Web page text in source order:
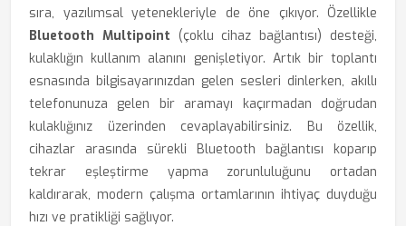
sıra, yazılımsal yetenekleriyle de öne çıkıyor. Özellikle
Bluetooth Multipoint (çoklu cihaz bağlantısı) desteği,
kulaklığın kullanım alanını genişletiyor. Artık bir toplantı
esnasında bilgisayarınızdan gelen sesleri dinlerken, akıllı
telefonunuza gelen bir aramayı kaçırmadan doğrudan
kulaklığınız üzerinden cevaplayabilirsiniz. Bu özellik,
cihazlar arasında sürekli Bluetooth bağlantısı koparıp
tekrar eşleştirme yapma zorunluluğunu ortadan
kaldırarak, modern çalışma ortamlarının ihtiyaç duyduğu
hızı ve pratikliği sağlıyor.